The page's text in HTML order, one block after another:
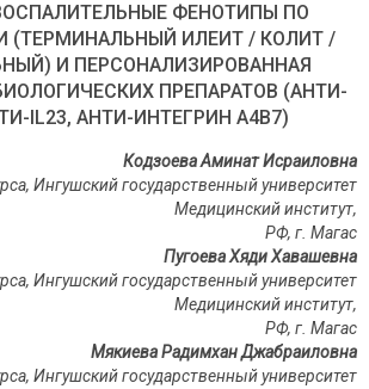
ВОСПАЛИТЕЛЬНЫЕ ФЕНОТИПЫ ПО
(ТЕРМИНАЛЬНЫЙ ИЛЕИТ / КОЛИТ /
И ПЕРСОНАЛИЗИРОВАННАЯ
ПРЕПАРАТОВ (АНТИ-
IL23, АНТИ-ИНТЕГРИН Α4Β7)
Кодзоева Аминат Исраиловна
Ингушский государственный университет
Медицинский институт,
РФ, г. Магас
Пугоева Хяди Хавашевна
Ингушский государственный университет
Медицинский институт,
РФ, г. Магас
Мякиева Радимхан Джабраиловна
Ингушский государственный университет